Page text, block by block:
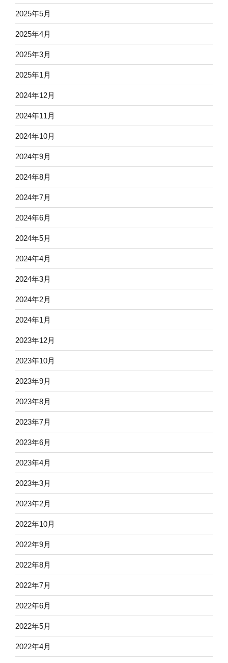
2025年5月
2025年4月
2025年3月
2025年1月
2024年12月
2024年11月
2024年10月
2024年9月
2024年8月
2024年7月
2024年6月
2024年5月
2024年4月
2024年3月
2024年2月
2024年1月
2023年12月
2023年10月
2023年9月
2023年8月
2023年7月
2023年6月
2023年4月
2023年3月
2023年2月
2022年10月
2022年9月
2022年8月
2022年7月
2022年6月
2022年5月
2022年4月